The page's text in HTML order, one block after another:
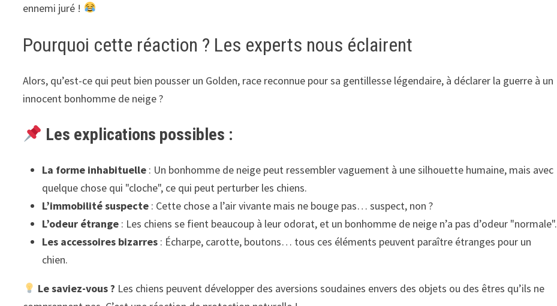
ennemi juré !
Pourquoi cette réaction ? Les experts nous éclairent
Alors, qu’est-ce qui peut bien pousser un Golden, race reconnue pour sa gentillesse légendaire, à déclarer la guerre à un
innocent bonhomme de neige ?
Les explications possibles :
La forme inhabituelle : Un bonhomme de neige peut ressembler vaguement à une silhouette humaine, mais avec
quelque chose qui "cloche", ce qui peut perturber les chiens.
L’immobilité suspecte : Cette chose a l’air vivante mais ne bouge pas… suspect, non ?
L’odeur étrange : Les chiens se fient beaucoup à leur odorat, et un bonhomme de neige n’a pas d’odeur "normale".
Les accessoires bizarres : Écharpe, carotte, boutons… tous ces éléments peuvent paraître étranges pour un
chien.
Le saviez-vous ? Les chiens peuvent développer des aversions soudaines envers des objets ou des êtres qu’ils ne